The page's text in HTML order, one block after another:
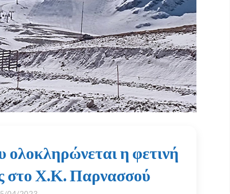
η φετινή
στο Χ.Κ. Παρνασσού